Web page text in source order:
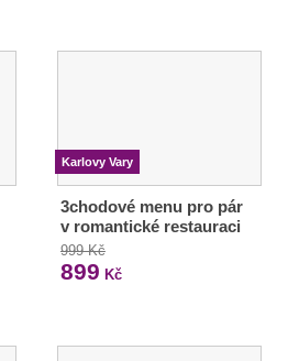
Karlovy Vary
3chodové menu pro pár
v romantické restauraci
999 Kč
899 Kč